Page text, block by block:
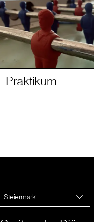
Praktikum
Steiermark